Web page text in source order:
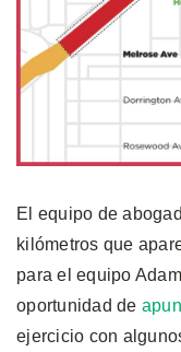
El equipo de
kilómetros que
para el equipo
oportunidad de
ejercicio con